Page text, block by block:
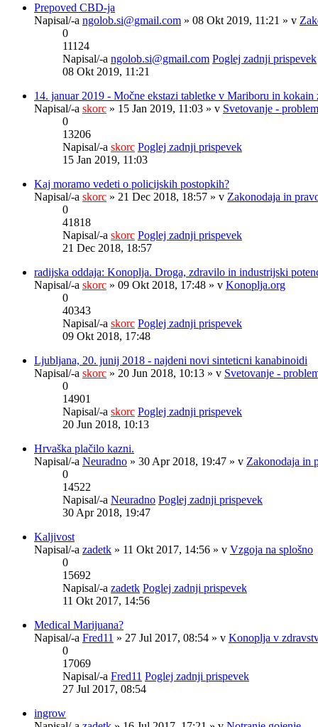
Prepoved CBD-ja
Napisal/-a ngolob.si@gmail.com » 08 Okt 2019, 11:21 » v
0
11124
Napisal/-a ngolob.si@gmail.com Poglej zadnji prispevek
08 Okt 2019, 11:21
14. januar 2019 - Močne ekstazi tabletke v Mariboru in
Napisal/-a skorc » 15 Jan 2019, 11:03 » v Svetovanje -
0
13206
Napisal/-a skorc Poglej zadnji prispevek
15 Jan 2019, 11:03
Kaj moramo vedeti o policijskih postopkih?
Napisal/-a skorc » 21 Dec 2018, 18:57 » v Zakonodaja in
0
41818
Napisal/-a skorc Poglej zadnji prispevek
21 Dec 2018, 18:57
radijska oddaja: Konoplja. Droga, zdravilo in industrijski
Napisal/-a skorc » 09 Okt 2018, 17:48 » v Konoplja.org
0
40343
Napisal/-a skorc Poglej zadnji prispevek
09 Okt 2018, 17:48
Ljubljana, 20. junij 2018 - najdeni novi sinteticni kanabinoidi
Napisal/-a skorc » 20 Jun 2018, 10:13 » v Svetovanje -
0
14901
Napisal/-a skorc Poglej zadnji prispevek
20 Jun 2018, 10:13
Hrvaška plačilo kazni.
Napisal/-a Neuradno » 30 Apr 2018, 19:47 » v Zakonodaja in
0
14522
Napisal/-a Neuradno Poglej zadnji prispevek
30 Apr 2018, 19:47
Kaljivost
Napisal/-a zadetk » 11 Okt 2017, 14:56 » v Vzgoja na splošno
0
15692
Napisal/-a zadetk Poglej zadnji prispevek
11 Okt 2017, 14:56
Medical Marijuana?
Napisal/-a Fred11 » 27 Jul 2017, 08:54 » v Konoplja v
0
17069
Napisal/-a Fred11 Poglej zadnji prispevek
27 Jul 2017, 08:54
ingrow